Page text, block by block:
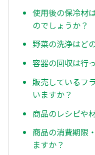
使用後の保冷材
のでしょうか？
野菜の洗浄はど
容器の回収は行
販売しているフ
いますか？
商品のレシピや
商品の消費期限
ますか？